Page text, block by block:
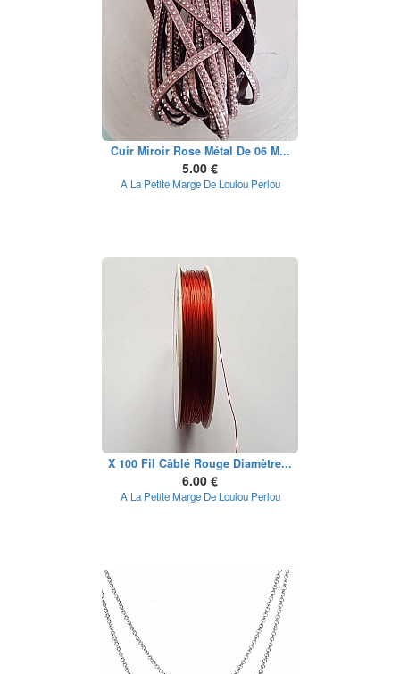
Cuir Miroir Rose Métal De 06 M...
5.00 €
A La Petite Marge De Loulou Perlou
X 100 Fil Câblé Rouge Diamètre...
6.00 €
A La Petite Marge De Loulou Perlou